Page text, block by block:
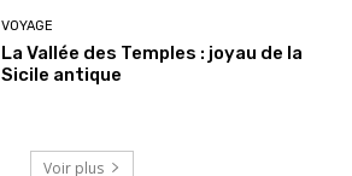
VOYAGE
La Vallée des Temples : joyau de la
Sicile antique
Voir plus